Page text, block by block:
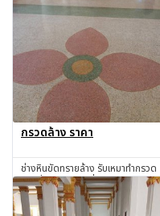
กรวดล้าง ราคา
ช่างหินขัดทรายล้าง รับเหมาทำกรวด
ล้างทั่วไทย ในราคาที่ตกลงกันได้
สอบถาม